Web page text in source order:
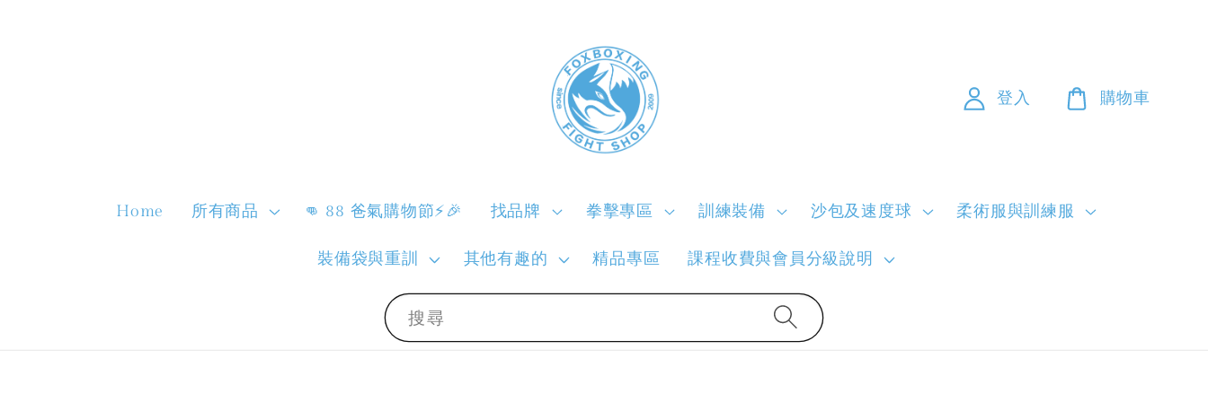
搜尋
Home 所有商品 👊 88 爸氣購物節⚡🎉 找品牌 拳擊專區 訓練裝備 沙包及速度球 柔術服與訓練服
裝備袋與重訓 其他有趣的 精品專區 課程收費與會員分級說明
登入 購物車